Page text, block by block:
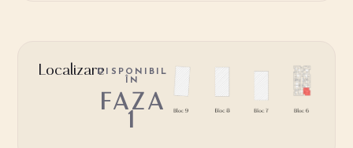
LocalizareDISPONIBIL
ÎN
FAZA
1